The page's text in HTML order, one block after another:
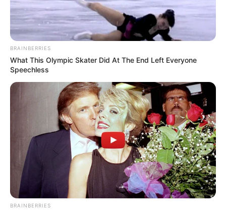
BRAINBERRIES
What This Olympic Skater Did At The End Left Everyone
Speechless
BRAINBERRIES